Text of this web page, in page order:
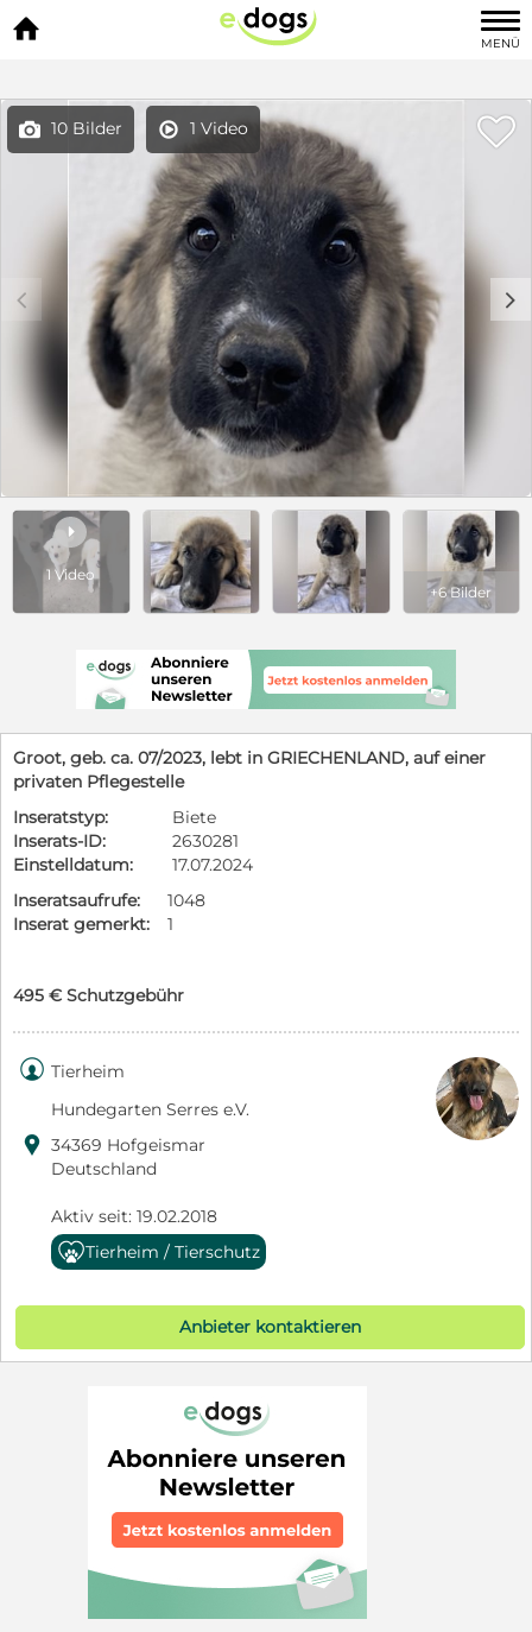

MENÜ
 10 Bilder  1 Video 
c d

1 Video
+6 Bilder
Groot, geb. ca. 07/2023, lebt in GRIECHENLAND, auf einer
privaten Pflegestelle
Inseratstyp:
Biete
Inserats-ID:
2630281
Einstelldatum:
17.07.2024
Inseratsaufrufe:
1048
Inserat gemerkt:
1
495 € Schutzgebühr
 Tierheim
Hundegarten Serres e.V.
 34369 Hofgeismar
Deutschland
Aktiv seit: 19.02.2018
Tierheim / Tierschutz
Anbieter kontaktieren